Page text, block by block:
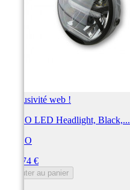
Exclusivité web !
KOSO LED Headlight, Black,...
KOSO
453,74 €
Ajouter au panier